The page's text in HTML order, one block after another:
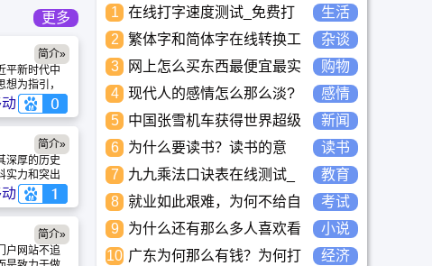
更多
平新时代中
想为指引，
记对湘潭大
弘扬牢记嘱
求卓越的湘
故里办中国
，加速推进
现中华民族
作出更大贡
简介»
深厚的历史
实力和突出
了在中西部
。从“海牛”探
育，湖南科
需求置于首
动发展。未
将继续发挥
简介»
户网站不追
简介»
1
在线打字速度测试_免费打
字正确率自测_中文打字水
平测评工具
生活
2
繁体字和简体字在线转换工
具-繁简字体转换
杂谈
3
网上怎么买东西最便宜最实
惠?
购物
4
现代人的感情怎么那么淡?
未来又应该如何面对这人情
淡如水的局面呢
感情
5
中国张雪机车获得世界超级
摩托车锦标赛冠军
新闻
6
为什么要读书？读书的意
义？怎么教育孩子读书？
读书
7
九九乘法口诀表在线测试_
高清完整版下载_小学数学
口算练习
教育
8
就业如此艰难，为何不给自
己学习考试充电，学一技之
长，胜过万贯家财
考试
9
为什么还有那么多人喜欢看
小说？小说到底有什么魅力
小说
10 广东为何那么有钱？为何打
经济